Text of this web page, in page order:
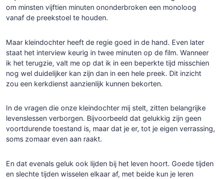
om minsten vijftien minuten ononderbroken een monoloog
vanaf de preekstoel te houden.
Maar kleindochter heeft de regie goed in de hand. Even later
staat het interview keurig in twee minuten op de film. Wanneer
ik het terugzie, valt me op dat ik in een beperkte tijd misschien
nog wel duidelijker kan zijn dan in een hele preek. Dit inzicht
zou een kerkdienst aanzienlijk kunnen bekorten.
In de vragen die onze kleindochter mij stelt, zitten belangrijke
levenslessen verborgen. Bijvoorbeeld dat gelukkig zijn geen
voortdurende toestand is, maar dat je er, tot je eigen verrassing,
soms zomaar even aan raakt.
En dat evenals geluk ook lijden bij het leven hoort. Goede tijden
en slechte tijden wisselen elkaar af, met beide kun je leren